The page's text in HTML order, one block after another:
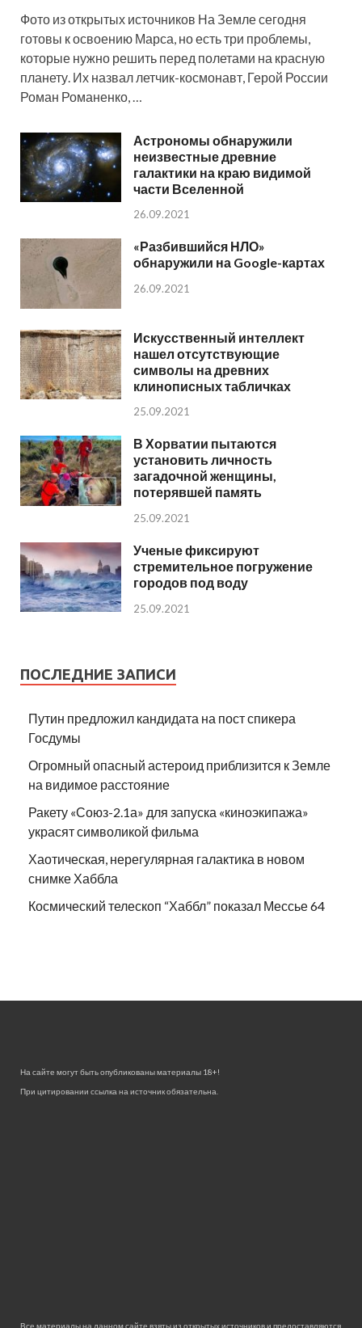
Фото из открытых источников На Земле сегодня
готовы к освоению Марса, но есть три проблемы,
которые нужно решить перед полетами на красную
планету. Их назвал летчик-космонавт, Герой России
Роман Романенко, …
Астрономы обнаружили
неизвестные древние
галактики на краю видимой
части Вселенной
26.09.2021
«Разбившийся НЛО»
обнаружили на Google-картах
26.09.2021
Искусственный интеллект
нашел отсутствующие
символы на древних
клинописных табличках
25.09.2021
В Хорватии пытаются
установить личность
загадочной женщины,
потерявшей память
25.09.2021
Ученые фиксируют
стремительное погружение
городов под воду
25.09.2021
ПОСЛЕДНИЕ ЗАПИСИ
Путин предложил кандидата на пост спикера
Госдумы
Огромный опасный астероид приблизится к Земле
на видимое расстояние
Ракету «Союз-2.1а» для запуска «киноэкипажа»
украсят символикой фильма
Хаотическая, нерегулярная галактика в новом
снимке Хаббла
Космический телескоп “Хаббл” показал Мессье 64
На сайте могут быть опубликованы материалы 18+!
При цитировании ссылка на источник обязательна.
Все материалы на данном сайте взяты из открытых источников и предоставляются